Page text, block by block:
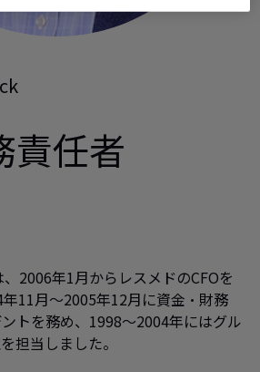
責任者
2006年1月からレスメドのCFOを
11月～2005年12月に資金・財務
トを務め、1998～2004年にはグル
担当しました。